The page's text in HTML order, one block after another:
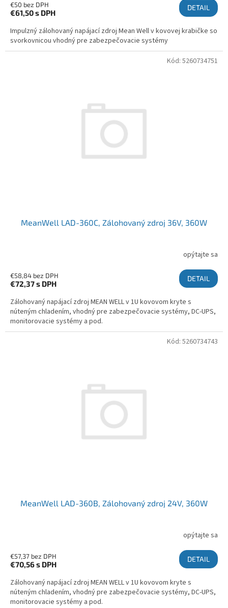
€50 bez DPH
€61,50s DPH
DETAIL
Impulzný zálohovaný napájací zdroj Mean Well v kovovej krabičke so
svorkovnicou vhodný pre zabezpečovacie systémy
MeanWell LAD-360C, Zálohovaný zdroj 36V, 360W
opýtajte sa
€58,84 bez DPH
€72,37s DPH
DETAIL
Zálohovaný napájací zdroj MEAN WELL v 1U kovovom kryte s
núteným chladením, vhodný pre zabezpečovacie systémy, DC-UPS,
monitorovacie systémy a pod.
Kód: 5260734751
MeanWell LAD-360B, Zálohovaný zdroj 24V, 360W
opýtajte sa
€57,37 bez DPH
€70,56s DPH
DETAIL
Zálohovaný napájací zdroj MEAN WELL v 1U kovovom kryte s
núteným chladením, vhodný pre zabezpečovacie systémy, DC-UPS,
monitorovacie systémy a pod.
Kód: 5260734743